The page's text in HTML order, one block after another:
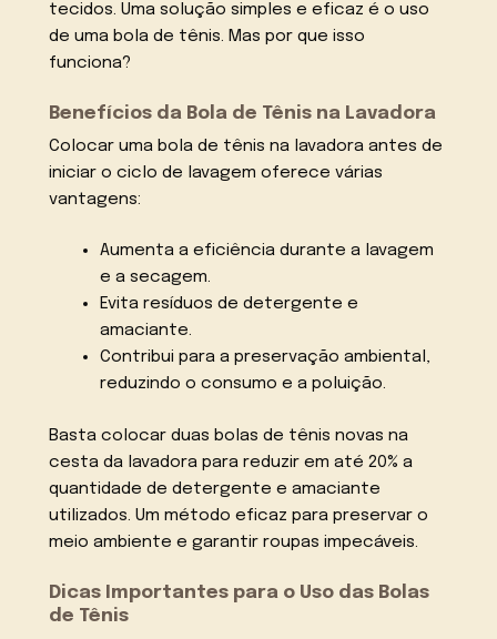
tecidos. Uma solução simples e eficaz é o uso
de uma bola de tênis. Mas por que isso
funciona?
Benefícios da Bola de Tênis na Lavadora
Colocar uma bola de tênis na lavadora antes de
iniciar o ciclo de lavagem oferece várias
vantagens:
Aumenta a eficiência durante a lavagem
e a secagem.
Evita resíduos de detergente e
amaciante.
Contribui para a preservação ambiental,
reduzindo o consumo e a poluição.
Basta colocar duas bolas de tênis novas na
cesta da lavadora para reduzir em até 20% a
quantidade de detergente e amaciante
utilizados. Um método eficaz para preservar o
meio ambiente e garantir roupas impecáveis.
Dicas Importantes para o Uso das Bolas
de Tênis